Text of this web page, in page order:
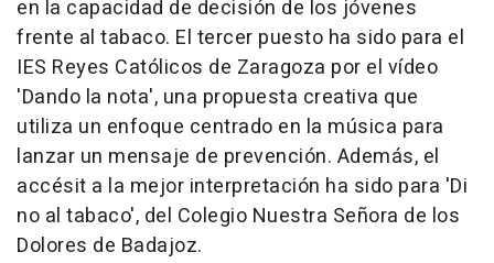
en la capacidad de decisión de los jóvenes
frente al tabaco. El tercer puesto ha sido para el
IES Reyes Católicos de Zaragoza por el vídeo
'Dando la nota', una propuesta creativa que
utiliza un enfoque centrado en la música para
lanzar un mensaje de prevención. Además, el
accésit a la mejor interpretación ha sido para 'Di
no al tabaco', del Colegio Nuestra Señora de los
Dolores de Badajoz.